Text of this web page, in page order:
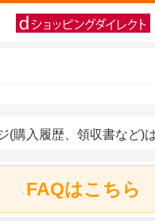
(購入履歴、領収書など)
FAQはこちら